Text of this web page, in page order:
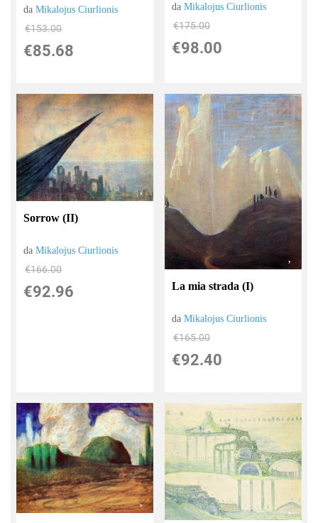
daMikalojus Ciurlionis
€153.00
€85.68
daMikalojus Ciurlionis
€175.00
€98.00
Sorrow (II)
daMikalojus Ciurlionis
€166.00
€92.96 La mia strada (I)
daMikalojus Ciurlionis
€165.00
€92.40